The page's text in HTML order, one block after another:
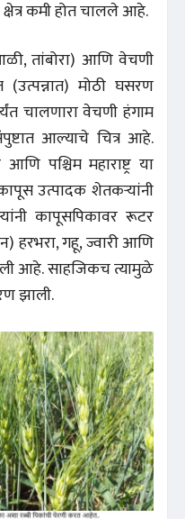
कमी होत चालले आहे.
तांबोरा) आणि वेचणी
(उत्पन्नात) मोठी घसरण
चालणारा वेचणी हंगाम
आल्याचे चित्र आहे.
आणि पश्चिम महाराष्ट्र या
उत्पादक शेतकऱ्यांनी
कापूसपिकावर रूटर
हरभरा, गहू, ज्वारी आणि
आहे. साहजिकच त्यामुळे
झाली.